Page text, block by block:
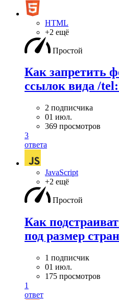
HTML
+2 ещё
Простой
Как запретить
ссылок вида /
2 подписчика
01 июл.
369 просмотров
3
ответа
JavaScript
+2 ещё
Простой
Как
под размер
1 подписчик
01 июл.
175 просмотров
1
ответ